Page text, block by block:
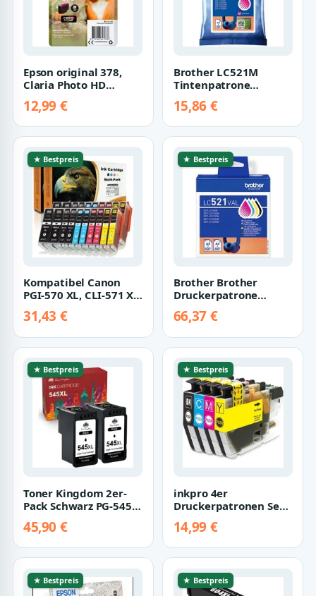
Epson original 378,
Claria Photo HD
Tintenpatrone
12,99 €
Brother LC521M
Tintenpatrone
15,86 €
★ Bestpreis
Kompatibel Canon
PGI-570 XL, CLI-571 XL
Multipack 20-Farben
(4x Schwar…
31,43 €
★ Bestpreis
Brother Brother
Druckerpatrone
Brother LC521 Value
Pack - 4er-Pack - S…
66,37 €
★ Bestpreis
Toner Kingdom 2er-
Pack Schwarz PG-545
CANON 545XL Tin…
45,90 €
★ Bestpreis
inkpro 4er
Druckerpatronen Set
mit Brother LC3213
14,99 €
★ Bestpreis ★ Bestpreis